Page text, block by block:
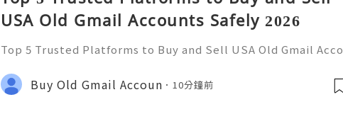
USA Old Gmail Accounts Safely 2026
Top 5 Trusted Platforms to Buy and Sell USA Old Gmail Acco
tact us : ☠️☠️➤Telegram: @usabestzone ☠️☠️➤WhatsApp: +1
(612) 649-8194 ☠️☠️➤Email:
Buy Old Gmail Accoun 10分鐘前